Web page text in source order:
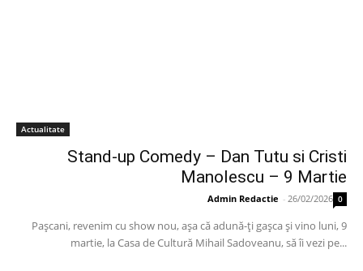
Actualitate
Stand-up Comedy – Dan Tutu si Cristi
Manolescu – 9 Martie
Admin Redactie - 26/02/2026 0
Paşcani, revenim cu show nou, aşa că adună-ţi gaşca şi vino luni, 9
martie, la Casa de Cultură Mihail Sadoveanu, să îi vezi pe...